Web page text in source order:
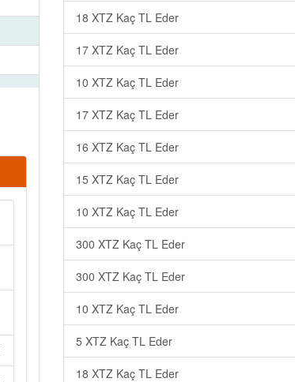
18 XTZ Kaç TL Eder
17 XTZ Kaç TL Eder
10 XTZ Kaç TL Eder
17 XTZ Kaç TL Eder
16 XTZ Kaç TL Eder
15 XTZ Kaç TL Eder
10 XTZ Kaç TL Eder
300 XTZ Kaç TL Eder
300 XTZ Kaç TL Eder
10 XTZ Kaç TL Eder
5 XTZ Kaç TL Eder
18 XTZ Kaç TL Eder